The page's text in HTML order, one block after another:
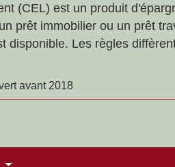
(CEL) est un produit
prêt immobilier ou un prêt
disponible. Les règles
avant 2018